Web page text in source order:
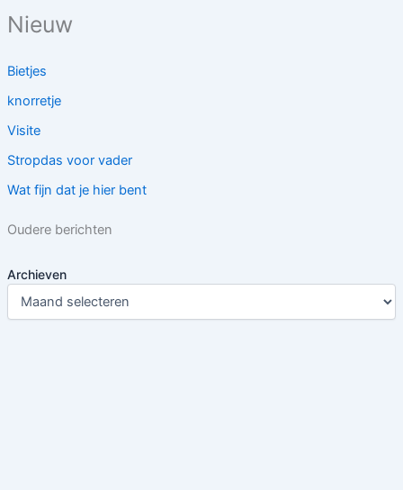
Nieuw
Bietjes
knorretje
Visite
Stropdas voor vader
Wat fijn dat je hier bent
Oudere berichten
Archieven